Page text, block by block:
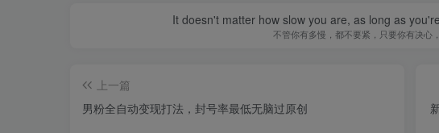
It doesn't matter how slow you are, as long as
不管你有多慢，都不要紧，只要你有决心
上一篇
男粉全自动变现打法，封号率最低无脑过原创